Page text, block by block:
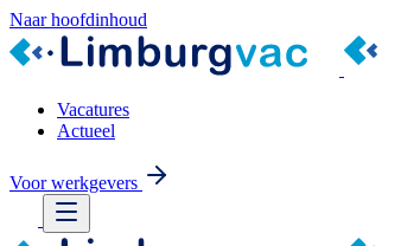
Naar hoofdinhoud
Vacatures
Actueel
Voor werkgevers